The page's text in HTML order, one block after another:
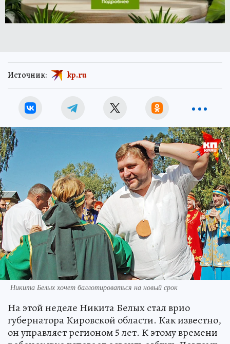
Источник: kp.ru
Никита Белых хочет баллотироваться на новый срок
На этой неделе Никита Белых стал врио
губернатора Кировской области. Как известно,
он управляет регионом 5 лет. К этому времени